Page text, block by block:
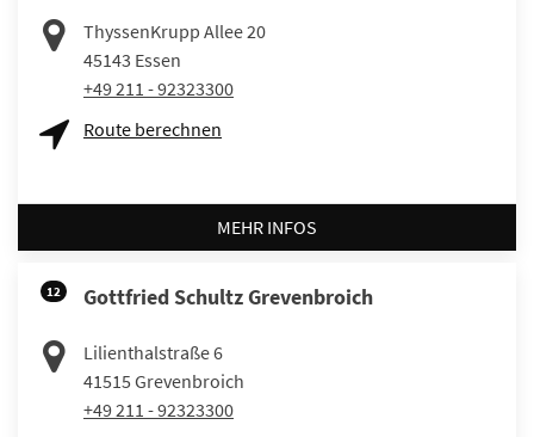
ThyssenKrupp Allee 20
45143 Essen
+49 211 - 92323300
Route berechnen
MEHR INFOS
12 Gottfried Schultz Grevenbroich
Lilienthalstraße 6
41515 Grevenbroich
+49 211 - 92323300